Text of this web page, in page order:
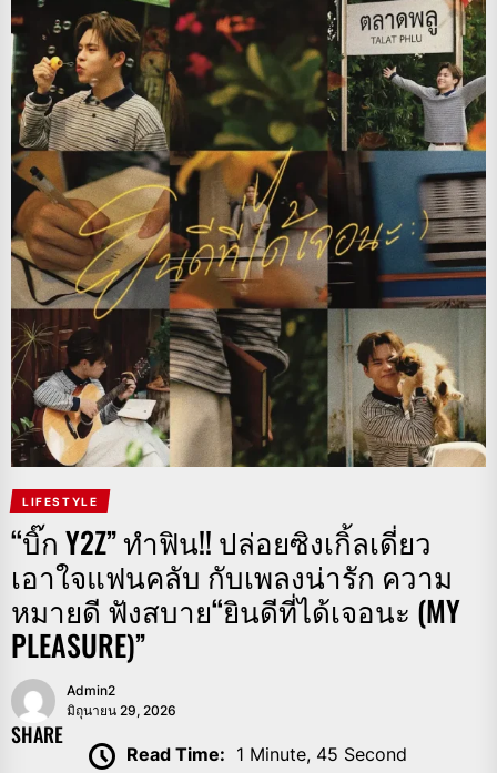
LIFESTYLE
“บิ๊ก Y2Z” ทำฟิน!! ปล่อยซิงเกิ้ลเดี่ยว
เอาใจแฟนคลับ กับเพลงน่ารัก ความ
หมายดี ฟังสบาย“ยินดีที่ได้เจอนะ (MY
PLEASURE)”
Admin2
มิถุนายน 29, 2026
SHARE
Read Time: 1 Minute, 45 Second